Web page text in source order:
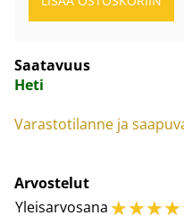
Saatavuus
Heti
Varastotilanne ja
Arvostelut
Yleisarvosana☆☆☆☆